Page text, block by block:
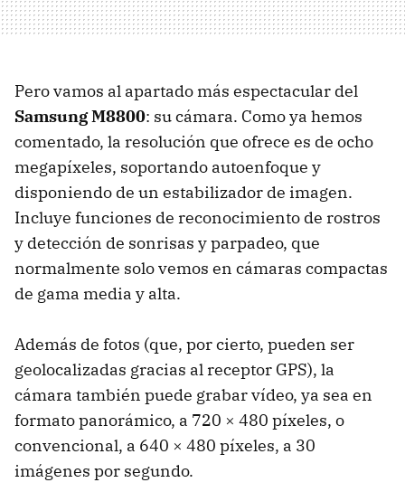
Pero vamos al apartado más espectacular del
Samsung M8800: su cámara. Como ya hemos
comentado, la resolución que ofrece es de ocho
megapíxeles, soportando autoenfoque y
disponiendo de un estabilizador de imagen.
Incluye funciones de reconocimiento de rostros
y detección de sonrisas y parpadeo, que
normalmente solo vemos en cámaras compactas
de gama media y alta.
Además de fotos (que, por cierto, pueden ser
geolocalizadas gracias al receptor GPS), la
cámara también puede grabar vídeo, ya sea en
formato panorámico, a 720 × 480 píxeles, o
convencional, a 640 × 480 píxeles, a 30
imágenes por segundo.